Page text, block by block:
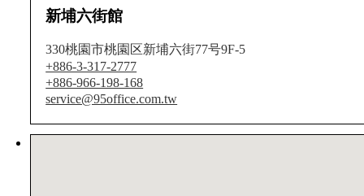
新埔六街館
330桃園市桃園区新埔六街77号9F-5
+886-3-317-2777
+886-966-198-168
service@95office.com.tw